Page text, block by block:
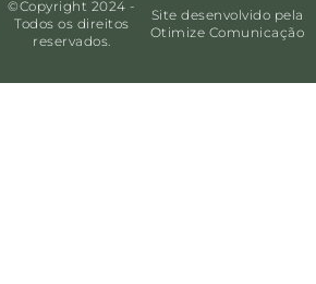
©Copyright 2024 -
Todos os direitos
reservados.
Site desenvolvido pela
Otimize Comunicação